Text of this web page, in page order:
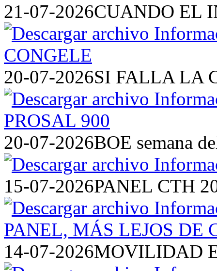
21-07-2026CUANDO EL
20-07-2026SI FALLA LA
20-07-2026BOE semana
15-07-2026PANEL CTH
14-07-2026MOVILIDAD